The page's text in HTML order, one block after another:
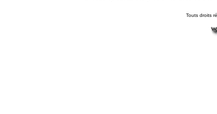
Touts droits r